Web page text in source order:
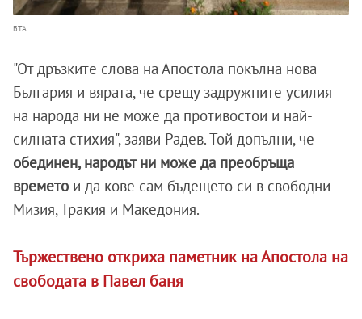
БТА
"От дръзките слова на Апостола покълна нова
България и вярата, че срещу задружните усилия
на народа ни не може да противостои и най-
силната стихия", заяви Радев. Той допълни, че
обединен, народът ни може да преобръща
времето и да кове сам бъдещето си в свободни
Мизия, Тракия и Македония.
Тържествено откриха паметник на Апостола на
свободата в Павел баня